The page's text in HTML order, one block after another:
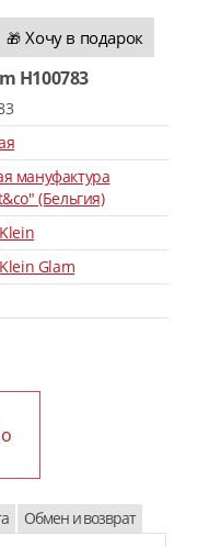
🎁 Хочу в подарок
H100783
мануфактура
(Бельгия)
Glam
Обмен и возврат